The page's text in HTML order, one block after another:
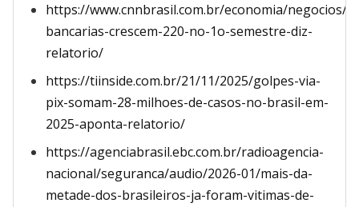
https://www.cnnbrasil.com.br/economia/negocios/
bancarias-crescem-220-no-1o-semestre-diz-
relatorio/
https://tiinside.com.br/21/11/2025/golpes-via-
pix-somam-28-milhoes-de-casos-no-brasil-em-
2025-aponta-relatorio/
https://agenciabrasil.ebc.com.br/radioagencia-
nacional/seguranca/audio/2026-01/mais-da-
metade-dos-brasileiros-ja-foram-vitimas-de-